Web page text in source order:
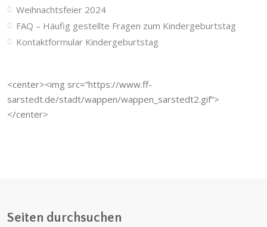
Weihnachtsfeier 2024
FAQ – Häufig gestellte Fragen zum Kindergeburtstag
Kontaktformular Kindergeburtstag
<center><img src=”https://www.ff-
sarstedt.de/stadt/wappen/wappen_sarstedt2.gif”>
</center>
Seiten durchsuchen